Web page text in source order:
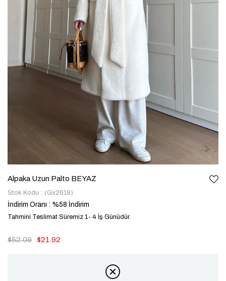
Alpaka Uzun Palto BEYAZ
Stok Kodu (Gx2618)
İndirim Oranı : %58 İndirim
Tahmini Teslimat Süremiz 1- 4 İş Günüdür.
$52.09 $21.92